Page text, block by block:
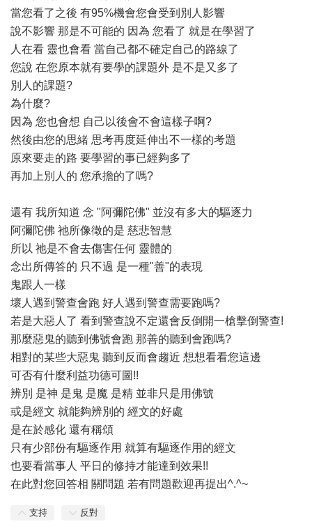
當您看了之後 有95%機會您會受到別人影響
說不影響 那是不可能的 因為 您看了 就是在學習了
人在看 靈也會看 當自己都不確定自己的路線了
您說 在您原本就有要學的課題外 是不是又多了
別人的課題?
為什麼?
因為 您也會想 自己以後會不會這樣子啊?
然後由您的思緒 思考再度延伸出不一樣的考題
原來要走的路 要學習的事已經夠多了
再加上別人的 您承擔的了嗎?
還有 我所知道 念 "阿彌陀佛" 並沒有多大的驅逐力
阿彌陀佛 祂所像徵的是 慈悲智慧
所以 祂是不會去傷害任何 靈體的
念出所傳答的 只不過 是一種"善"的表現
鬼跟人一樣
壞人遇到警查會跑 好人遇到警查需要跑嗎?
若是大惡人了 看到警查說不定還會反倒開一槍擊倒警查!
那麼惡鬼的聽到佛號會跑 那善的聽到會跑嗎?
相對的某些大惡鬼 聽到反而會趨近 想想看看您這邊
可否有什麼利益功德可圖!!
辨別 是神 是鬼 是魔 是精 並非只是用佛號
或是經文 就能夠辨別的 經文的好處
是在於感化 還有稱頌
只有少部份有驅逐作用 就算有驅逐作用的經文
也要看當事人 平日的修持才能達到效果!!
在此對您回答相 關問題 若有問題歡迎再提出^.^~
支持 反對